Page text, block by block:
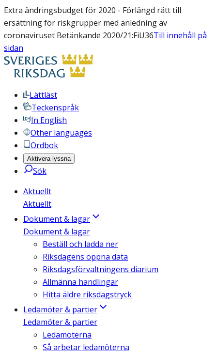
Extra ändringsbudget för 2020 - Förlängd rätt till
ersättning för riskgrupper med anledning av
coronaviruset Betänkande 2020/21:FiU36Till innehåll på
sidan
Lättläst
Teckenspråk
In English
Other languages
Ordbok
Aktivera lyssna
Sök
Aktuellt
Aktuellt
Dokument & lagar
Dokument & lagar
Beställ och ladda ner
Riksdagens öppna data
Riksdagsförvaltningens diarium
Allmänna handlingar
Hitta äldre riksdagstryck
Ledamöter & partier
Ledamöter & partier
Ledamöterna
Så arbetar ledamöterna